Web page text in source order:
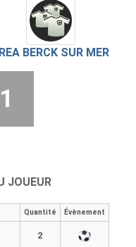
BERCK SUR MER
1
JOUEUR
Quantité Évènement
2